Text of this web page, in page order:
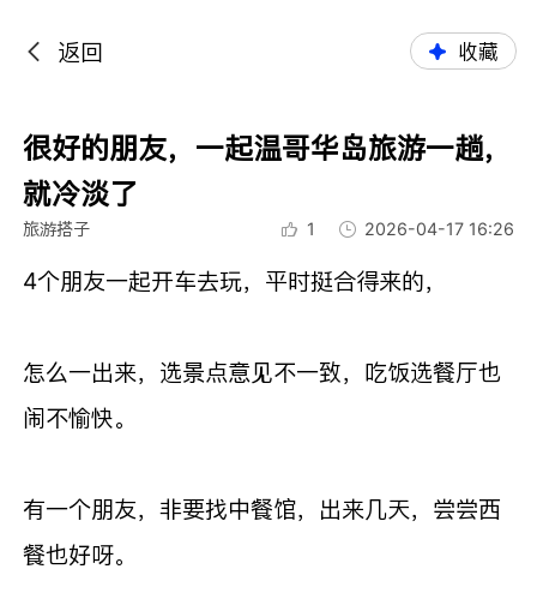
返回 收藏
很好的朋友，一起温哥华岛旅游一趟，
就冷淡了
旅游搭子 1 2026-04-17 16:26
4个朋友一起开车去玩，平时挺合得来的，
怎么一出来，选景点意见不一致，吃饭选餐厅也
闹不愉快。
有一个朋友，非要找中餐馆，出来几天，尝尝西
餐也好呀。